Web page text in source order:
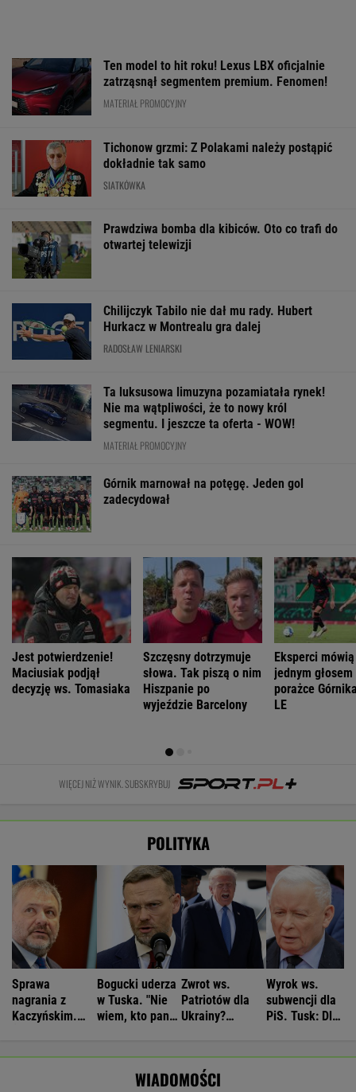
Ten model to hit roku! Lexus LBX oficjalnie
zatrząsnął segmentem premium. Fenomen!
MATERIAŁ PROMOCYJNY
Tichonow grzmi: Z Polakami należy postąpić
dokładnie tak samo
SIATKÓWKA
Prawdziwa bomba dla kibiców. Oto co trafi do
otwartej telewizji
Chilijczyk Tabilo nie dał mu rady. Hubert
Hurkacz w Montrealu gra dalej
RADOSŁAW LENIARSKI
Ta luksusowa limuzyna pozamiatała rynek!
Nie ma wątpliwości, że to nowy król
segmentu. I jeszcze ta oferta - WOW!
MATERIAŁ PROMOCYJNY
Górnik marnował na potęgę. Jeden gol
zadecydował
Jest potwierdzenie!
Maciusiak podjął
decyzję ws. Tomasiaka
Szczęsny dotrzymuje
słowa. Tak piszą o nim
Hiszpanie po
wyjeździe Barcelony
Eksperci mówią
jednym głosem
porażce
LE
WIĘCEJ NIŻ WYNIK. SUBSKRYBUJ
POLITYKA
Sprawa
nagrania z
Kaczyńskim.
Bogucki uderza
w Tuska. "Nie
wiem, kto panu
Zwrot ws.
Patriotów dla
Ukrainy?
Wyrok ws.
subwencji dla
PiS. Tusk: Dla
WIADOMOŚCI